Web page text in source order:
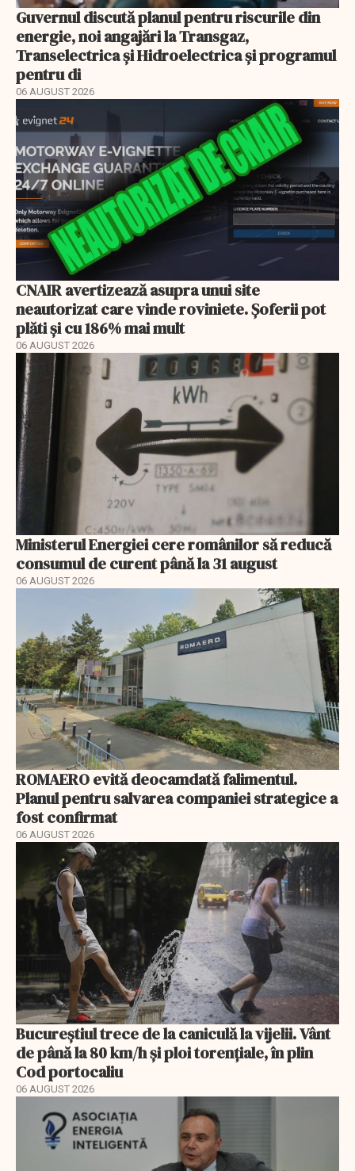
Guvernul discută planul pentru riscurile din
energie, noi angajări la Transgaz,
Transelectrica și Hidroelectrica și programul
pentru di
06 AUGUST 2026
CNAIR avertizează asupra unui site
neautorizat care vinde roviniete. Șoferii pot
plăti și cu 186% mai mult
06 AUGUST 2026
Ministerul Energiei cere românilor să reducă
consumul de curent până la 31 august
06 AUGUST 2026
ROMAERO evită deocamdată falimentul.
Planul pentru salvarea companiei strategice a
fost confirmat
06 AUGUST 2026
Bucureștiul trece de la caniculă la vijelii. Vânt
de până la 80 km/h și ploi torențiale, în plin
Cod portocaliu
06 AUGUST 2026